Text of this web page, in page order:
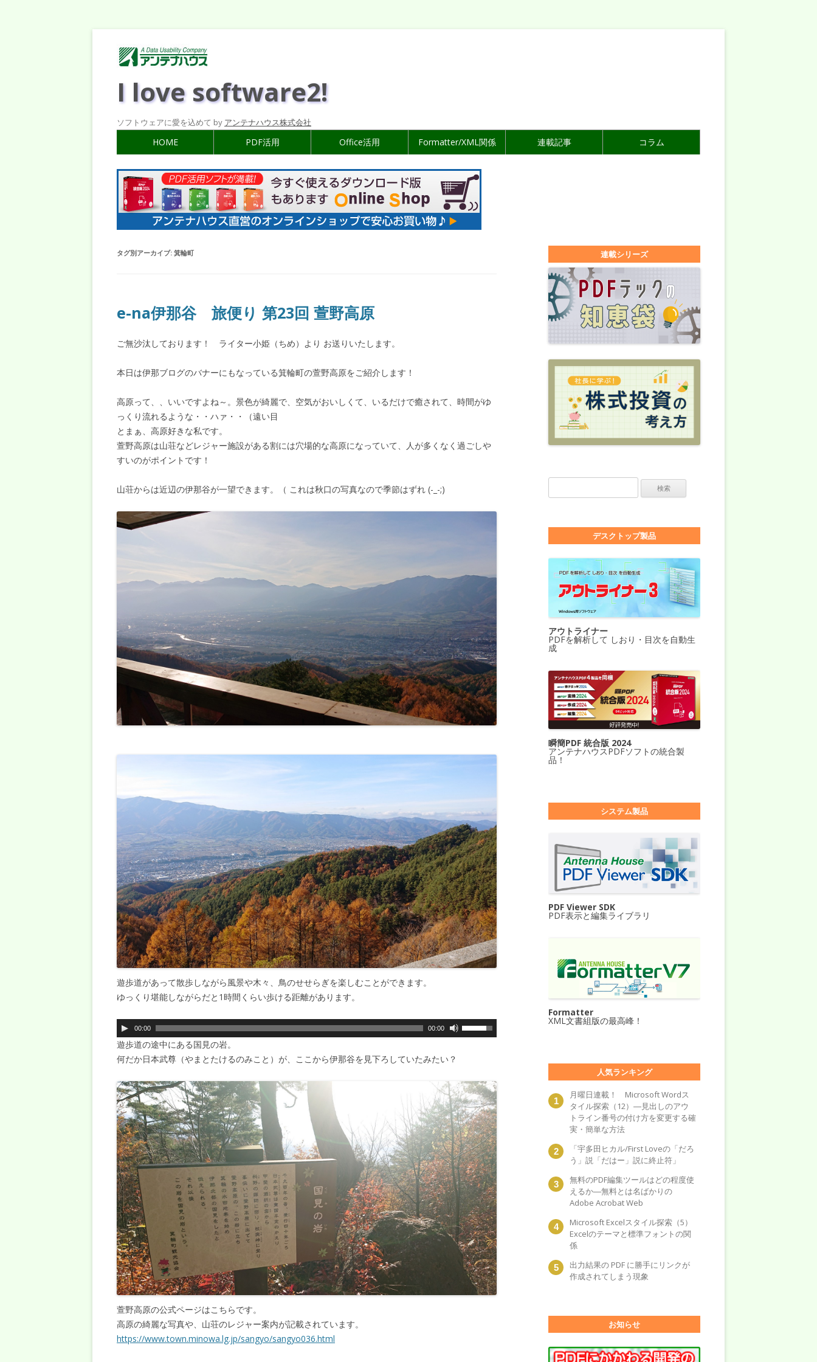
I love software2!
ソフトウェアに愛を込めて by アンテナハウス株式会社
HOME PDF活用 Office活用 Formatter/XML関係 連載記事 コラム
タグ別アーカイブ: 箕輪町
e-na伊那谷 旅便り 第23回 萱野高原
ご無沙汰しております！ ライター小姫（ちめ）より お送りいたします。
本日は伊那ブログのバナーにもなっている箕輪町の萱野高原をご紹介します！
高原って、、いいですよね～。景色が綺麗で、空気がおいしくて、いるだけで癒されて、時間がゆ
っくり流れるような・・ハァ・・（遠い目
とまぁ、高原好きな私です。
萱野高原は山荘などレジャー施設がある割には穴場的な高原になっていて、人が多くなく過ごしや
すいのがポイントです！
山荘からは近辺の伊那谷が一望できます。（ これは秋口の写真なので季節はずれ (-_-;)
遊歩道があって散歩しながら風景や木々、鳥のせせらぎを楽しむことができます。
ゆっくり堪能しながらだと1時間くらい歩ける距離があります。
A
u
d
o
P
l
a
y
e
r
00:00 00:00
U
p
/
D
o
w
n
A
r
r
o
w
k
e
y
遊歩道の途中にある国見の岩。
何だか日本武尊（やまとたけるのみこと）が、ここから伊那谷を見下ろしていたみたい？
萱野高原の公式ページはこちらです。
高原の綺麗な写真や、山荘のレジャー案内が記載されています。
https://www.town.minowa.lg.jp/sangyo/sangyo036.html
連載シリーズ
デスクトップ製品
アウトライナー
PDFを解析して しおり・目次を自動生
成
瞬簡PDF 統合版 2024
アンテナハウスPDFソフトの統合製
品！
システム製品
PDF Viewer SDK
PDF表示と編集ライブラリ
Formatter
XML文書組版の最高峰！
人気ランキング
月曜日連載！ Microsoft Wordス
タイル探索（12）―見出しのアウ
トライン番号の付け方を変更する確
実・簡単な方法
「宇多田ヒカル/First Loveの「だろ
う」説「だはー」説に終止符」
無料のPDF編集ツールはどの程度使
えるか―無料とは名ばかりの
Adobe Acrobat Web
Microsoft Excelスタイル探索（5）
Excelのテーマと標準フォントの関
係
出力結果の PDF に勝手にリンクが
作成されてしまう現象
お知らせ